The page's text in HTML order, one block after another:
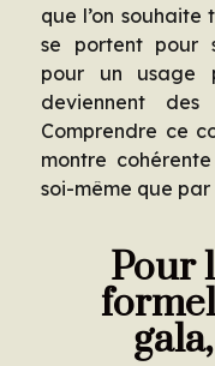
que l’on souhaite
se portent pour
pour un usage
deviennent des
Comprendre ce
montre
soi-même que par
Pour